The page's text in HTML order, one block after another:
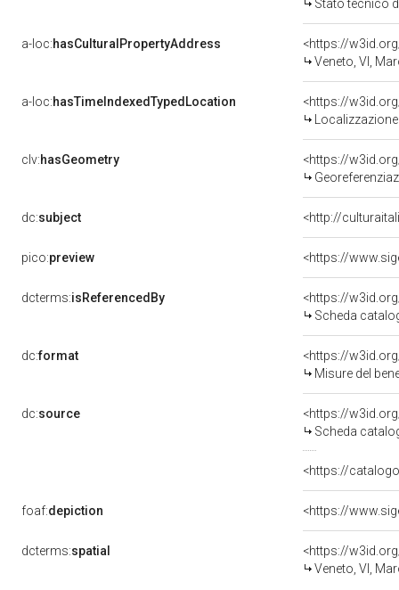
Stato tecnico
a-loc:hasCulturalPropertyAddress
<https://
Veneto, VI,
a-loc:hasTimeIndexedTypedLocation
<https://
clv:hasGeometry
<https://
dc:subject <http://
pico:preview
dcterms:isReferencedBy
<https://
Scheda
dc:format
<https://
Misure del
dc:source
<https://
Scheda
<https://
foaf:depiction
dcterms:spatial
<https://
Veneto, VI,